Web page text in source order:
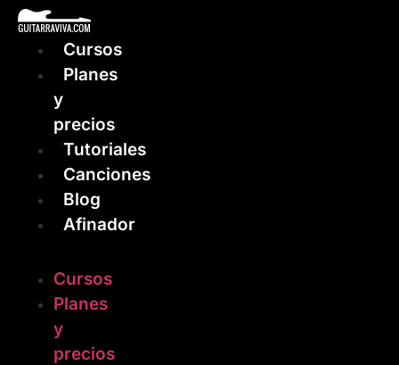
contenidoCursos
Planes
y
precios
Tutoriales
Canciones
Blog
Afinador
Cursos
Planes
y
precios